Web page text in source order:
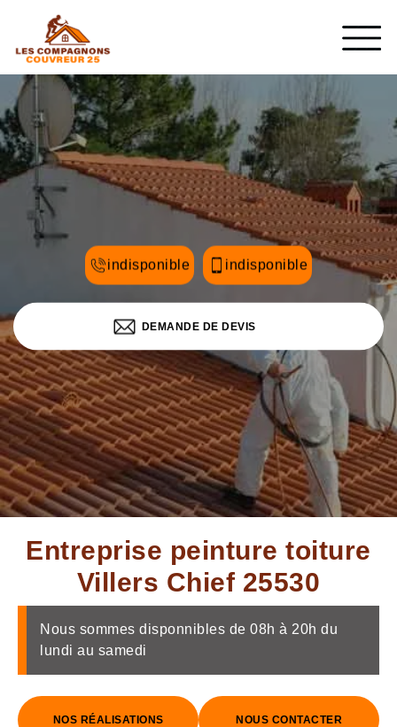
indisponible indisponible
DEMANDE DE DEVIS
Entreprise peinture toiture
Villers Chief 25530
Nous sommes disponnibles de 08h à 20h du
lundi au samedi
NOS RÉALISATIONS NOUS CONTACTER